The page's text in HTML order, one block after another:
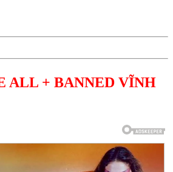
ALL + BANNED VĨNH